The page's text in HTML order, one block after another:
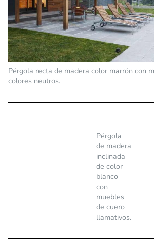
Pérgola recta de madera color marrón con
colores neutros.
Pérgola
de madera
inclinada
de color
blanco
con
muebles
de cuero
llamativos.